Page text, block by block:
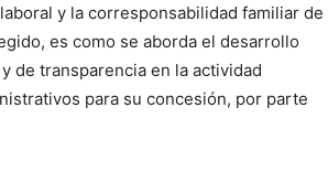
y la corresponsabilidad familiar de
es como se aborda el desarrollo
de transparencia en la actividad
para su concesión, por parte